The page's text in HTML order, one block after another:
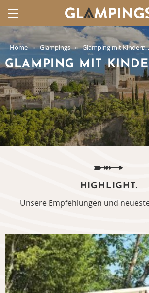
Home Glampings Glamping mit Kindern
HIGHLIGHT.
Unsere Empfehlungen und